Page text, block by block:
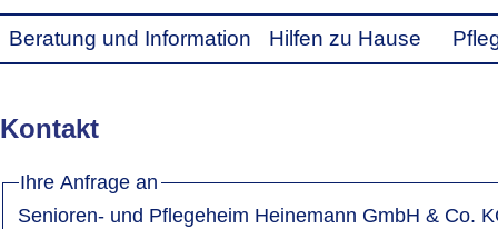
Beratung und Information Hilfen zu Hause
Kontakt
Ihre Anfrage an
Senioren- und Pflegeheim Heinemann GmbH & Co.